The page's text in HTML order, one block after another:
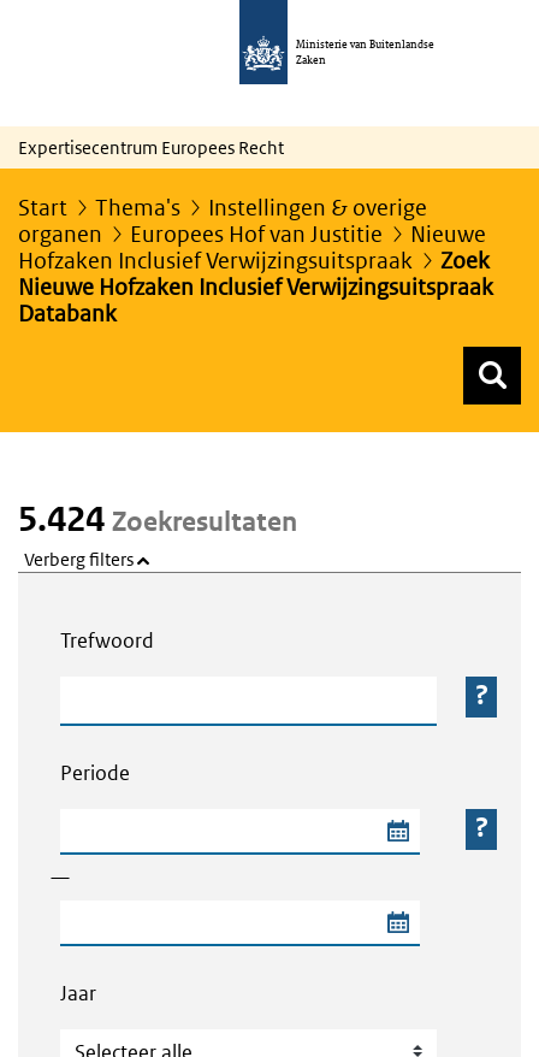
Ministerie van Buitenlandse
Zaken
Expertisecentrum Europees Recht
Start Thema's
Instellingen & overige
organen
Europees Hof van Justitie
Nieuwe
Hofzaken Inclusief Verwijzingsuitspraak
Zoek
Nieuwe Hofzaken Inclusief Verwijzingsuitspraak
Databank
5.424 Zoekresultaten
Verberg filters
Trefwoord
Periode
—
Jaar
Jaar